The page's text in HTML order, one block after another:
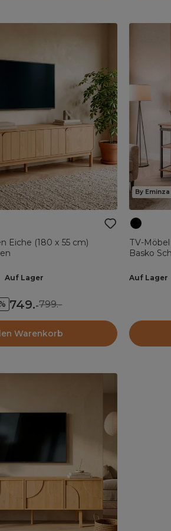
Eiche (180 x 55 cm)
Auf Lager
749.-799.-
Warenkorb
By Eminza
TV-
Basko
Auf Lager